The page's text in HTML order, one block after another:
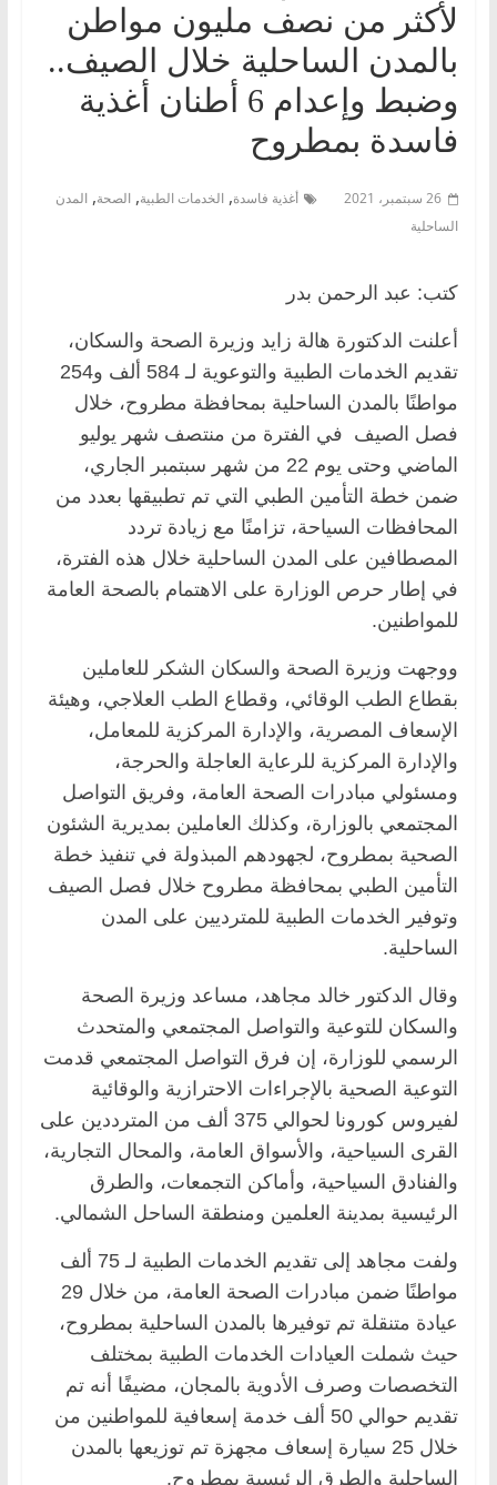
لأكثر من نصف مليون مواطن
بالمدن الساحلية خلال الصيف..
وضبط وإعدام 6 أطنان أغذية
فاسدة بمطروح
26 سبتمبر، 2021 أغذية فاسدة, الخدمات الطبية, الصحة, المدن
الساحلية
كتب: عبد الرحمن بدر
أعلنت الدكتورة هالة زايد وزيرة الصحة والسكان،
تقديم الخدمات الطبية والتوعوية لـ 584 ألف و254
مواطنًا بالمدن الساحلية بمحافظة مطروح، خلال
فصل الصيف في الفترة من منتصف شهر يوليو
الماضي وحتى يوم 22 من شهر سبتمبر الجاري،
ضمن خطة التأمين الطبي التي تم تطبيقها بعدد من
المحافظات السياحة، تزامنًا مع زيادة تردد
المصطافين على المدن الساحلية خلال هذه الفترة،
في إطار حرص الوزارة على الاهتمام بالصحة العامة
للمواطنين.
ووجهت وزيرة الصحة والسكان الشكر للعاملين
بقطاع الطب الوقائي، وقطاع الطب العلاجي، وهيئة
الإسعاف المصرية، والإدارة المركزية للمعامل،
والإدارة المركزية للرعاية العاجلة والحرجة،
ومسئولي مبادرات الصحة العامة، وفريق التواصل
المجتمعي بالوزارة، وكذلك العاملين بمديرية الشئون
الصحية بمطروح، لجهودهم المبذولة في تنفيذ خطة
التأمين الطبي بمحافظة مطروح خلال فصل الصيف
وتوفير الخدمات الطبية للمترديين على المدن
الساحلية.
وقال الدكتور خالد مجاهد، مساعد وزيرة الصحة
والسكان للتوعية والتواصل المجتمعي والمتحدث
الرسمي للوزارة، إن فرق التواصل المجتمعي قدمت
التوعية الصحية بالإجراءات الاحترازية والوقائية
لفيروس كورونا لحوالي 375 ألف من المترددين على
القرى السياحية، والأسواق العامة، والمحال التجارية،
والفنادق السياحية، وأماكن التجمعات، والطرق
الرئيسية بمدينة العلمين ومنطقة الساحل الشمالي.
ولفت مجاهد إلى تقديم الخدمات الطبية لـ 75 ألف
مواطنًا ضمن مبادرات الصحة العامة، من خلال 29
عيادة متنقلة تم توفيرها بالمدن الساحلية بمطروح،
حيث شملت العيادات الخدمات الطبية بمختلف
التخصصات وصرف الأدوية بالمجان، مضيفًا أنه تم
تقديم حوالي 50 ألف خدمة إسعافية للمواطنين من
خلال 25 سيارة إسعاف مجهزة تم توزيعها بالمدن
الساحلية والطرق الرئيسية بمطروح.